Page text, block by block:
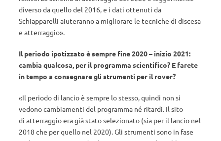
diverso da quello del 2016, e i dati ottenuti da
Schiapparelli aiuteranno a migliorare le tecniche di discesa
e atterraggio».
Il periodo ipotizzato è sempre fine 2020 – inizio 2021:
cambia qualcosa, per il programma scientifico? E farete
in tempo a consegnare gli strumenti per il rover?
«Il periodo di lancio è sempre lo stesso, quindi non si
vedono cambiamenti del programma né ritardi. Il sito
di atterraggio era già stato selezionato (sia per il lancio nel
2018 che per quello nel 2020). Gli strumenti sono in fase